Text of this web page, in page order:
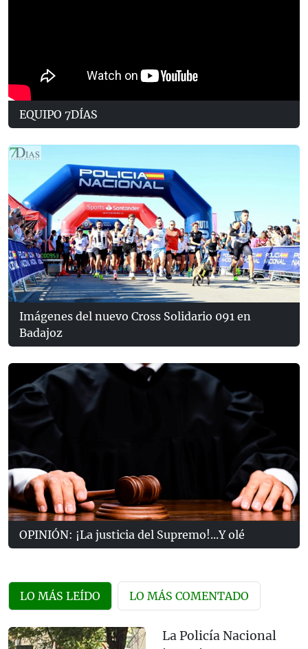
EQUIPO 7DÍAS
Imágenes del nuevo Cross Solidario 091 en
Badajoz
OPINIÓN: ¡La justicia del Supremo!...Y olé
LO MÁS LEÍDO LO MÁS COMENTADO
La Policía Nacional